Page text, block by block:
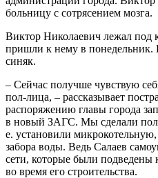
больницу с сотрясением мозга.
Виктор Николаевич лежал под
пришли к нему в
синяк.
– Сейчас получше чувствую
пол-лица, – рассказывает
распоряжению главы города
в новый ЗАГС. Мы сделали
е. установили
забора воды. Ведь Салаев
сети, которые были подведены
во время его строительства.